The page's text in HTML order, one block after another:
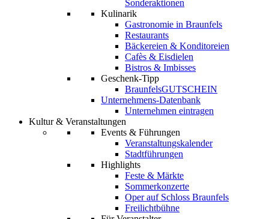
Sonderaktionen
Kulinarik
Gastronomie in Braunfels
Restaurants
Bäckereien & Konditoreien
Cafès & Eisdielen
Bistros & Imbisses
Geschenk-Tipp
BraunfelsGUTSCHEIN
Unternehmens-Datenbank
Unternehmen eintragen
Kultur & Veranstaltungen
Events & Führungen
Veranstaltungskalender
Stadtführungen
Highlights
Feste & Märkte
Sommerkonzerte
Oper auf Schloss Braunfels
Freilichtbühne